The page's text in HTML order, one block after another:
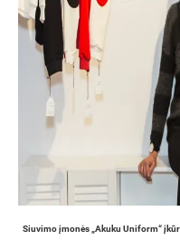
Siuvimo įmonės „Akuku Uniform“